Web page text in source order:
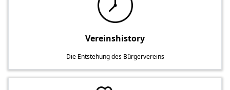
Vereinshistory
Die Entstehung des Bürgervereins